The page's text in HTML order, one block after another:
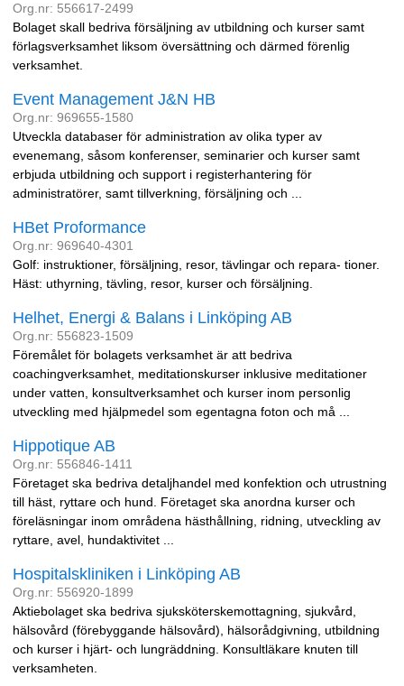
Org.nr: 556617-2499
Bolaget skall bedriva försäljning av utbildning och kurser samt
förlagsverksamhet liksom översättning och därmed förenlig
verksamhet.
Event Management J&N HB
Org.nr: 969655-1580
Utveckla databaser för administration av olika typer av
evenemang, såsom konferenser, seminarier och kurser samt
erbjuda utbildning och support i registerhantering för
administratörer, samt tillverkning, försäljning och ...
HBet Proformance
Org.nr: 969640-4301
Golf: instruktioner, försäljning, resor, tävlingar och repara- tioner.
Häst: uthyrning, tävling, resor, kurser och försäljning.
Helhet, Energi & Balans i Linköping AB
Org.nr: 556823-1509
Föremålet för bolagets verksamhet är att bedriva
coachingverksamhet, meditationskurser inklusive meditationer
under vatten, konsultverksamhet och kurser inom personlig
utveckling med hjälpmedel som egentagna foton och må ...
Hippotique AB
Org.nr: 556846-1411
Företaget ska bedriva detaljhandel med konfektion och utrustning
till häst, ryttare och hund. Företaget ska anordna kurser och
föreläsningar inom områdena hästhållning, ridning, utveckling av
ryttare, avel, hundaktivitet ...
Hospitalskliniken i Linköping AB
Org.nr: 556920-1899
Aktiebolaget ska bedriva sjuksköterskemottagning, sjukvård,
hälsovård (förebyggande hälsovård), hälsorådgivning, utbildning
och kurser i hjärt- och lungräddning. Konsultläkare knuten till
verksamheten.